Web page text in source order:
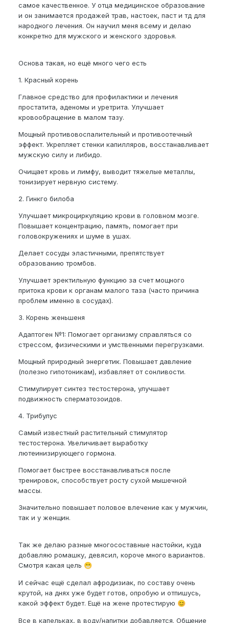
самое качественное. У отца медицинское образование
и он занимается продажей трав, настоек, паст и тд для
народного лечения. Он научил меня всему и делаю
конкретно для мужского и женского здоровья.
Основа такая, но ещё много чего есть
1. Красный корень
Главное средство для профилактики и лечения
простатита, аденомы и уретрита. Улучшает
кровообращение в малом тазу.
Мощный противовоспалительный и противоотечный
эффект. Укрепляет стенки капилляров, восстанавливает
мужскую силу и либидо.
Очищает кровь и лимфу, выводит тяжелые металлы,
тонизирует нервную систему.
2. Гинкго билоба
Улучшает микроциркуляцию крови в головном мозге.
Повышает концентрацию, память, помогает при
головокружениях и шуме в ушах.
Делает сосуды эластичными, препятствует
образованию тромбов.
Улучшает эректильную функцию за счет мощного
притока крови к органам малого таза (часто причина
проблем именно в сосудах).
3. Корень женьшеня
Адаптоген №1: Помогает организму справляться со
стрессом, физическими и умственными перегрузками.
Мощный природный энергетик. Повышает давление
(полезно гипотоникам), избавляет от сонливости.
Стимулирует синтез тестостерона, улучшает
подвижность сперматозоидов.
4. Трибулус
Самый известный растительный стимулятор
тестостерона. Увеличивает выработку
лютеинизирующего гормона.
Помогает быстрее восстанавливаться после
тренировок, способствует росту сухой мышечной
массы.
Значительно повышает половое влечение как у мужчин,
так и у женщин.
Так же делаю разные многосоставные настойки, куда
добавляю ромашку, девясил, короче много вариантов.
Смотря какая цель 😁
И сейчас ещё сделал афродизиак, по составу очень
крутой, на днях уже будет готов, опробую и отпишусь,
какой эффект будет. Ещё на жене протестирую 😊
Все в капельках, в воду/напитки добавляется. Общение